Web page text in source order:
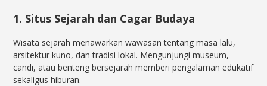
1. Situs Sejarah dan Cagar Budaya
Wisata sejarah menawarkan wawasan tentang masa lalu,
arsitektur kuno, dan tradisi lokal. Mengunjungi museum,
candi, atau benteng bersejarah memberi pengalaman edukatif
sekaligus hiburan.